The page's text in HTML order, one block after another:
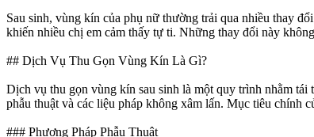
Sau sinh, vùng kín của phụ nữ thường trải qua nhiều thay
khiến nhiều chị em cảm thấy tự ti. Những thay đổi này
## Dịch Vụ Thu Gọn Vùng Kín Là Gì?
Dịch vụ thu gọn vùng kín sau sinh là một quy trình nhằm
phẫu thuật và các liệu pháp không xâm lấn. Mục tiêu chính
### Phương Pháp Phẫu Thuật